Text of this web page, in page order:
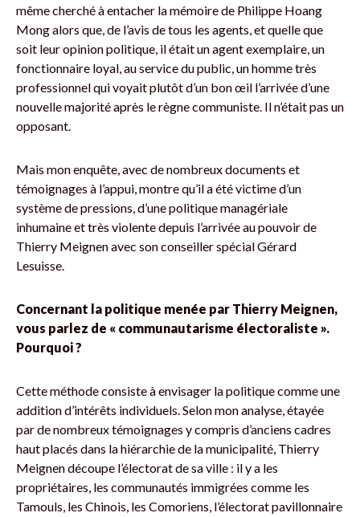
même cherché à entacher la mémoire de Philippe Hoang
Mong alors que, de l’avis de tous les agents, et quelle que
soit leur opinion politique, il était un agent exemplaire, un
fonctionnaire loyal, au service du public, un homme très
professionnel qui voyait plutôt d’un bon œil l’arrivée d’une
nouvelle majorité après le règne communiste. Il n’était pas un
opposant.
Mais mon enquête, avec de nombreux documents et
témoignages à l’appui, montre qu’il a été victime d’un
système de pressions, d’une politique managériale
inhumaine et très violente depuis l’arrivée au pouvoir de
Thierry Meignen avec son conseiller spécial Gérard
Lesuisse.
Concernant la politique menée par Thierry Meignen,
vous parlez de « communautarisme électoraliste ».
Pourquoi ?
Cette méthode consiste à envisager la politique comme une
addition d’intérêts individuels. Selon mon analyse, étayée
par de nombreux témoignages y compris d’anciens cadres
haut placés dans la hiérarchie de la municipalité, Thierry
Meignen découpe l’électorat de sa ville : il y a les
propriétaires, les communautés immigrées comme les
Tamouls, les Chinois, les Comoriens, l’électorat pavillonnaire